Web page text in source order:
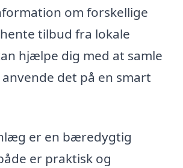
om forskellige
tilbud fra lokale
hjælpe dig med at samle
det på en smart
er en bæredygtig
er praktisk og